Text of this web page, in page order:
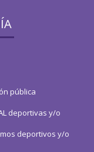
pública
deportivas y/o
deportivos y/o